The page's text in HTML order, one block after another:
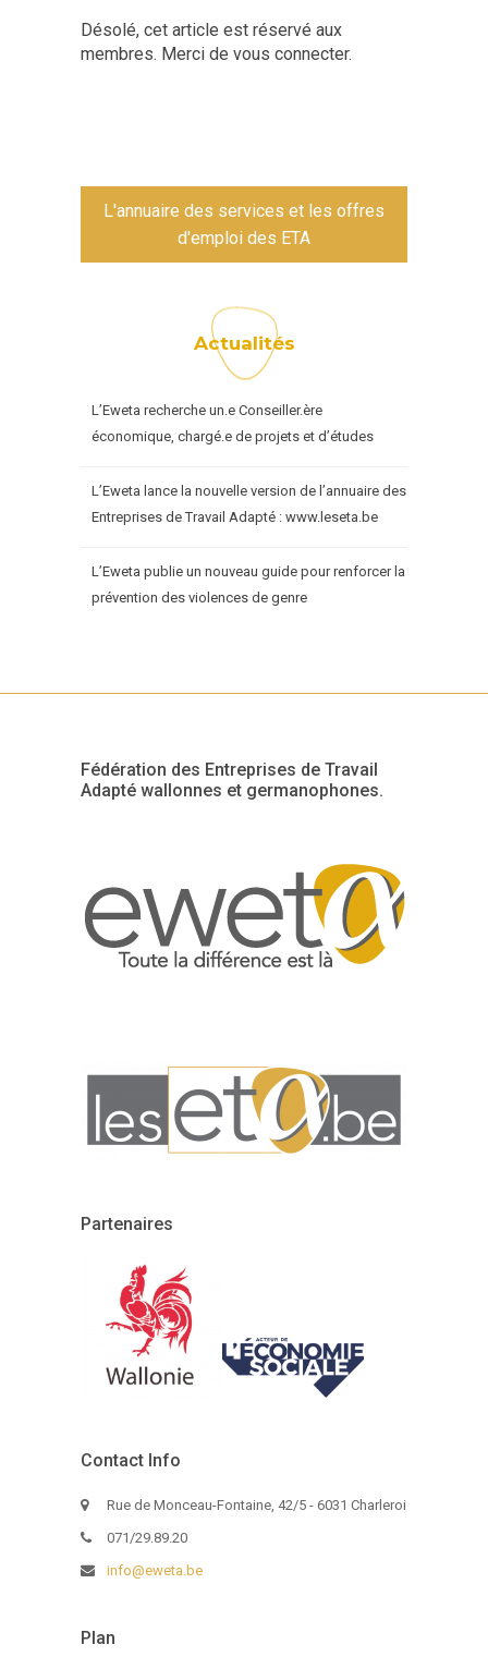
Désolé, cet article est réservé aux
membres. Merci de vous connecter.
L'annuaire des services et les offres
d'emploi des ETA
Actualités
L’Eweta recherche un.e Conseiller.ère
économique, chargé.e de projets et d’études
L’Eweta lance la nouvelle version de l’annuaire des
Entreprises de Travail Adapté : www.leseta.be
L’Eweta publie un nouveau guide pour renforcer la
prévention des violences de genre
Fédération des Entreprises de Travail
Adapté wallonnes et germanophones.
Partenaires
Contact Info
Rue de Monceau-Fontaine, 42/5 - 6031 Charleroi
071/29.89.20
info@eweta.be
Plan